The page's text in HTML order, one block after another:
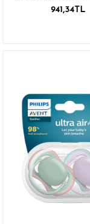
MAVİ BİBERON
941,34TL